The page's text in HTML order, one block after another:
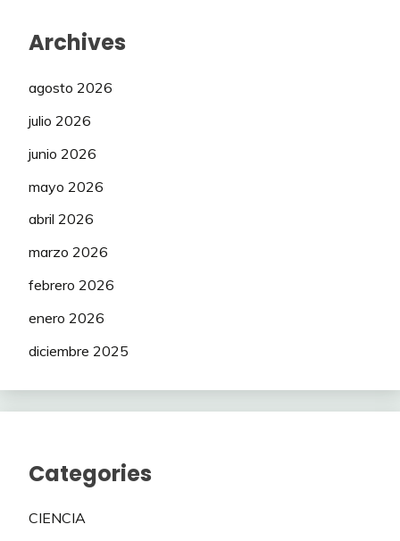
Archives
agosto 2026
julio 2026
junio 2026
mayo 2026
abril 2026
marzo 2026
febrero 2026
enero 2026
diciembre 2025
Categories
CIENCIA